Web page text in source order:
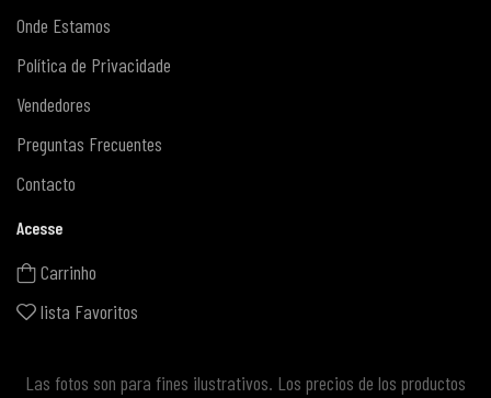
Onde Estamos
Política de Privacidade
Vendedores
Preguntas Frecuentes
Contacto
Acesse
Carrinho
lista Favoritos
Las fotos son para fines ilustrativos. Los precios de los productos